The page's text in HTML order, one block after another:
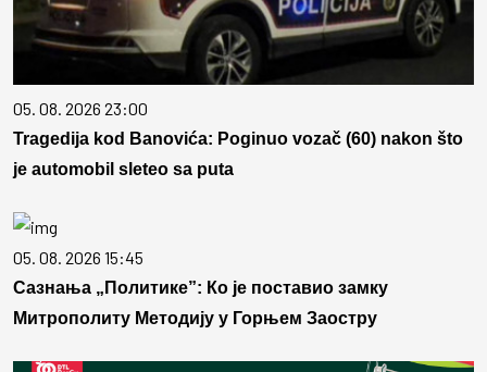
05. 08. 2026 23:00
Tragedija kod Banovića: Poginuo vozač (60) nakon što
je automobil sleteo sa puta
05. 08. 2026 15:45
Сазнања „Политике”: Ко је поставио замку
Митрополиту Методију у Горњем Заостру